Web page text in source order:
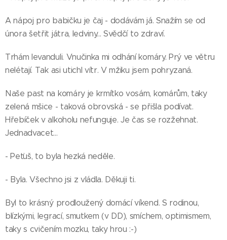
A nápoj pro babičku je čaj - dodávám já. Snažím se od
února šetřit játra, ledviny... Svědčí to zdraví.
Trhám levanduli. Vnučinka mi odhání komáry. Prý ve větru
nelétají. Tak asi utichl vítr. V mžiku jsem pohryzaná.
Naše past na komáry je krmítko vosám, komárům, taky
zelená mšice - taková obrovská - se přišla podívat.
Hřebíček v alkoholu nefunguje. Je čas se rozžehnat.
Jednadvacet...
- Peťuš, to byla hezká neděle.
- Byla. Všechno jsi z vládla. Děkuji ti.
Byl to krásný prodloužený domácí víkend. S rodinou,
blízkými, legrací, smutkem (v DD), smíchem, optimismem,
taky s cvičením mozku, taky hrou :-)